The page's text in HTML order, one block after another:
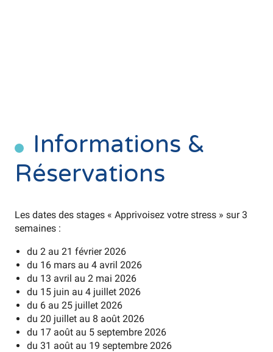
Informations &
Réservations
Les dates des stages « Apprivoisez votre stress » sur 3
semaines :
du 2 au 21 février 2026
du 16 mars au 4 avril 2026
du 13 avril au 2 mai 2026
du 15 juin au 4 juillet 2026
du 6 au 25 juillet 2026
du 20 juillet au 8 août 2026
du 17 août au 5 septembre 2026
du 31 août au 19 septembre 2026